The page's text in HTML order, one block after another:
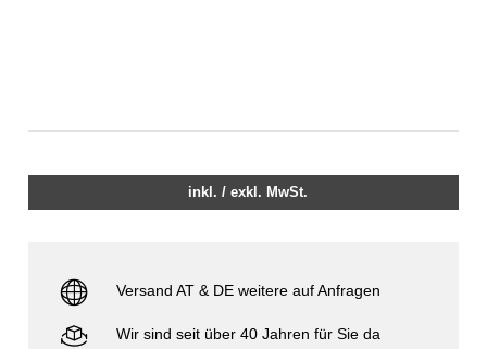
inkl. / exkl. MwSt.
Versand AT & DE weitere auf Anfragen
Wir sind seit über 40 Jahren für Sie da